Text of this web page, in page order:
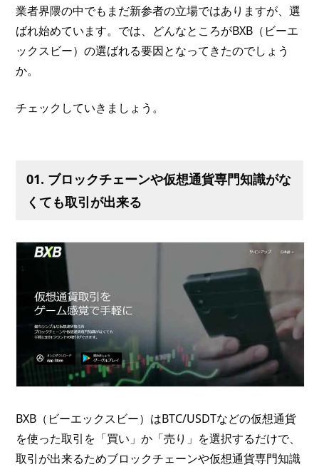
業者界隈の中でもまだ新参者の立場ではありますが、選
ばれ始めています。では、どんなところがBXB（ビーエ
ックスビー）の選ばれる要因となってきたのでしょう
か。
チェックしていきましょう。
01. ブロックチェーンや仮想通貨専門知識がな
くても取引が出来る
BXB（ビーエックスビー）はBTC/USDTなどの仮想通貨
を使った取引を「買い」か「売り」を選択するだけで、
取引が出来るためブロックチェーンや仮想通貨専門知識